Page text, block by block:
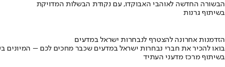
הבשורה החדשה לאוהבי האבוקדו, עם נקודת הבשלות המדויקת
בשיתוף גרנות
הזדמנות אחרונה להצטרף לנבחרות ישראל במדעים
בואו להכיר את חברי נבחרות ישראל במדעים שכבר מחכים לכם – המיונים
בשיתוף מרכז מדעני העתיד